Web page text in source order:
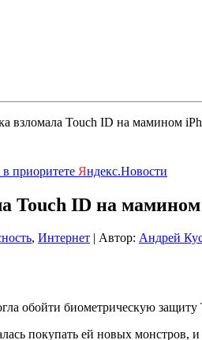
взломала Touch ID на мамином
приоритете Яндекс.Новости
Touch ID на
, Интернет | Автор: Андрей
обойти биометрическую
покупать ей новых монстров,